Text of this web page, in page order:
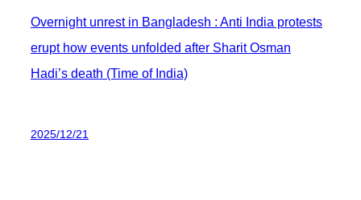
Overnight unrest in Bangladesh : Anti India protests
erupt how events unfolded after Sharit Osman
Hadi’s death (Time of India)
2025/12/21